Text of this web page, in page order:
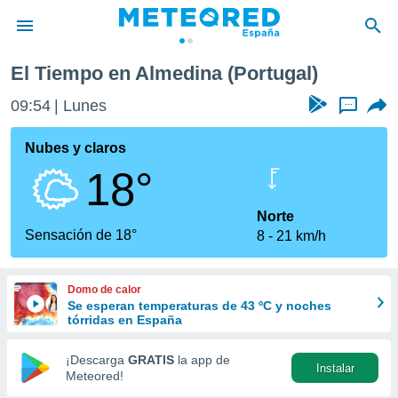
de
por
que se
calidad.
a este
las
y
forma
digital
basada
El Tiempo en Almedina (Portugal)
09:54 Lunes ...
Nubes y claros
18°
Sensación de 18°
Norte
8
21 km/h
Domo de calor
Se esperan temperaturas de 43 ºC y noches
tórridas en España
¡Descarga GRATIS la app de
Meteored!
Instalar